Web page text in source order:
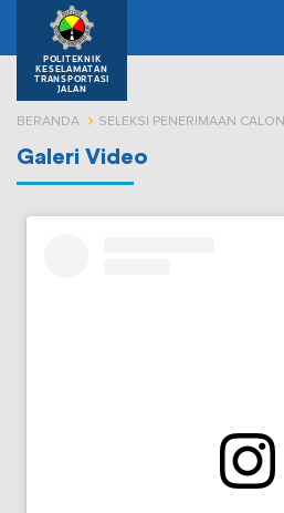
POLITEKNIK
KESELAMATAN
TRANSPORTASI
JALAN
BERANDA SELEKSI PENERIMAAN
Galeri Video